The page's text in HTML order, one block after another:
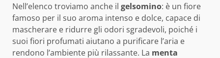
Nell’elenco troviamo anche il gelsomino: è un fiore
famoso per il suo aroma intenso e dolce, capace di
mascherare e ridurre gli odori sgradevoli, poiché i
suoi fiori profumati aiutano a purificare l’aria e
rendono l’ambiente più rilassante. La menta